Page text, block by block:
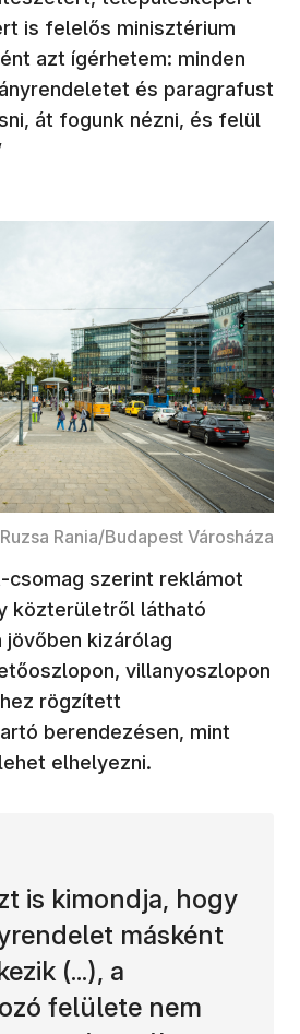
is felelős minisztérium
azt ígérhetem: minden
és paragrafust
át fogunk nézni, és felül
Rania/Budapest Városháza
csomag szerint reklámot
közterületről látható
jövőben kizárólag
villanyoszlopon
rögzített
berendezésen, mint
elhelyezni.
is kimondja, hogy
másként
(...), a
felülete nem